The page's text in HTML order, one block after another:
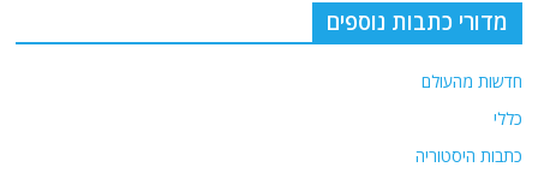
מדורי כתבות נוספים
חדשות מהעולם
כללי
כתבות היסטוריה